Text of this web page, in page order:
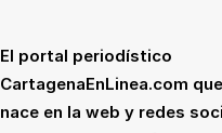
El portal periodístico
CartagenaEnLinea.com
nace en la web y redes